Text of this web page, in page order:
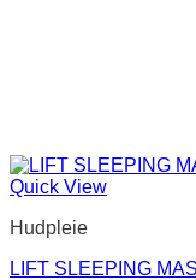
Quick View
Hudpleie
LIFT SLEEPING